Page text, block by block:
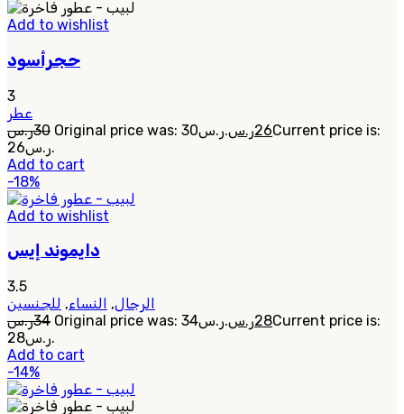
Add to wishlist
حجرأسود
3
عطر
30ر.س Original price was: 30ر.س. 26ر.س
Current price is:
26ر.س.
Add to cart
-18%
Add to wishlist
دايموند إيس
3.5
الرجال, النساء, للجنسين
34ر.س Original price was: 34ر.س. 28ر.س
Current price is:
28ر.س.
Add to cart
-14%